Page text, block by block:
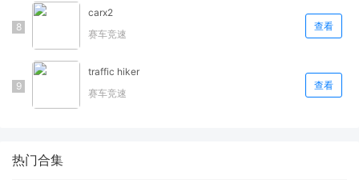
carx2
赛车竞速
查看
traffic hiker
赛车竞速
查看
热门合集